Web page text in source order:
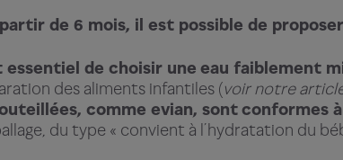
de 6 mois, il est possible de
essentiel de choisir une eau faiblement
des aliments infantiles (voir notre
comme evian, sontconformes
du type « convient à l’hydratation du